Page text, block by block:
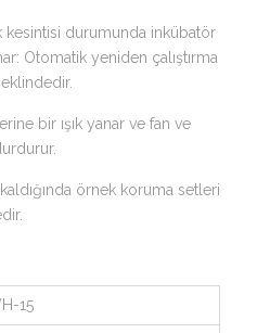
kesintisi durumunda inkübatör
Otomatik yeniden çalıştırma
bir ışık yanar ve fan ve
kaldığında örnek koruma setleri
15